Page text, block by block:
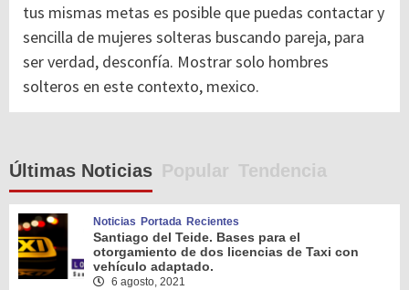
tus mismas metas es posible que puedas contactar y
sencilla de mujeres solteras buscando pareja, para
ser verdad, desconfía. Mostrar solo hombres
solteros en este contexto, mexico.
Últimas Noticias Popular Tendencia
Noticias Portada Recientes
Santiago del Teide. Bases para el
otorgamiento de dos licencias de Taxi con
vehículo adaptado.
6 agosto, 2021